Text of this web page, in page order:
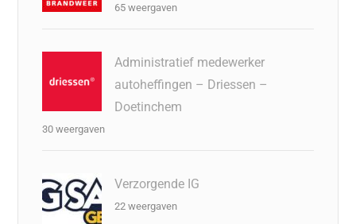
65 weergaven
Administratief medewerker
autoheffingen – Driessen –
Doetinchem
30 weergaven
Verzorgende IG
22 weergaven